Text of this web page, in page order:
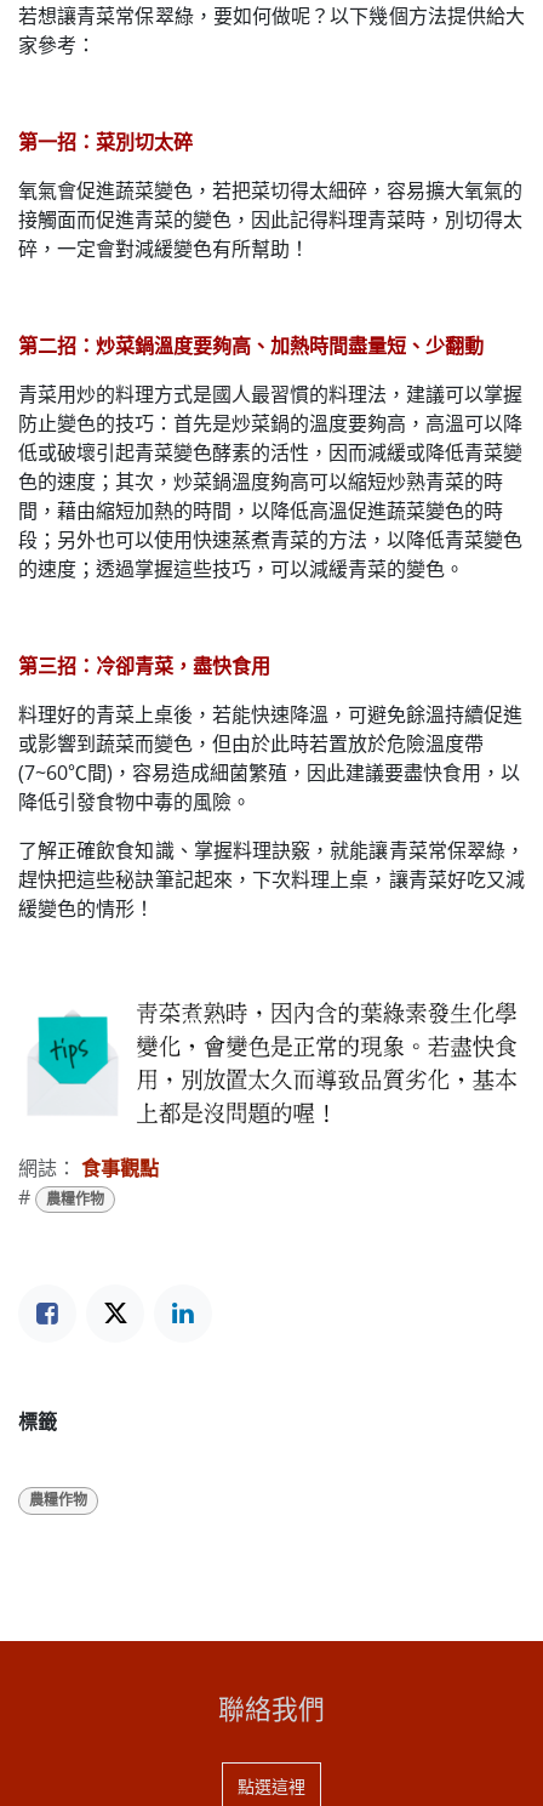
若想讓青菜常保翠綠，要如何做呢？以下幾個方法提供給大
家參考：
第一招：菜別切太碎
氧氣會促進蔬菜變色，若把菜切得太細碎，容易擴大氧氣的
接觸面而促進青菜的變色，因此記得料理青菜時，別切得太
碎，一定會對減緩變色有所幫助！
第二招：炒菜鍋溫度要夠高、加熱時間盡量短、少翻動
青菜用炒的料理方式是國人最習慣的料理法，建議可以掌握
防止變色的技巧：首先是炒菜鍋的溫度要夠高，高溫可以降
低或破壞引起青菜變色酵素的活性，因而減緩或降低青菜變
色的速度；其次，炒菜鍋溫度夠高可以縮短炒熟青菜的時
間，藉由縮短加熱的時間，以降低高溫促進蔬菜變色的時
段；另外也可以使用快速蒸煮青菜的方法，以降低青菜變色
的速度；透過掌握這些技巧，可以減緩青菜的變色。
第三招：冷卻青菜，盡快食用
料理好的青菜上桌後，若能快速降溫，可避免餘溫持續促進
或影響到蔬菜而變色，但由於此時若置放於危險溫度帶
(7~60℃間)，容易造成細菌繁殖，因此建議要盡快食用，以
降低引發食物中毒的風險。
了解正確飲食知識、掌握料理訣竅，就能讓青菜常保翠綠，
趕快把這些秘訣筆記起來，下次料理上桌，讓青菜好吃又減
緩變色的情形！
網誌： 食事觀點
#
農糧作物
標籤
農糧作物
聯絡我們
點選這裡